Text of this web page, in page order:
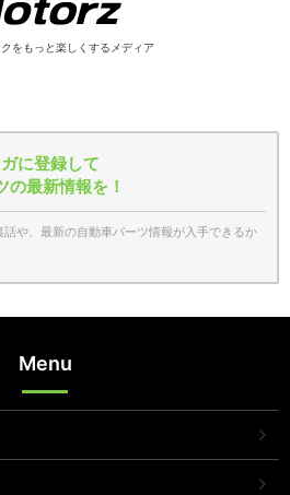
をもっと楽しくするメディア
に登録して
の最新情報を！
や、最新の自動車パーツ情報が入手できるか
Menu